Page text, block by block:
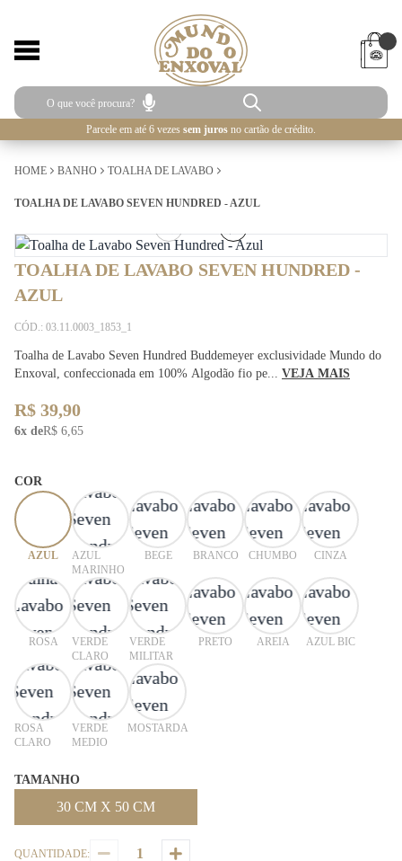
Parcele em até 6 vezes sem juros no cartão de crédito.
HOME BANHO TOALHA DE LAVABO
TOALHA DE LAVABO SEVEN HUNDRED - AZUL
TOALHA DE LAVABO SEVEN HUNDRED -
AZUL
CÓD.: 03.11.0003_1853_1
Toalha de Lavabo Seven Hundred Buddemeyer exclusividade Mundo do
Enxoval, confeccionada em 100% Algodão fio pe... VEJA MAIS
R$ 39,90
6x deR$ 6,65
COR
AZUL
AZUL
MARINHO
BEGE BRANCO CHUMBO CINZA
ROSA
VERDE
CLARO
VERDE
MILITAR
PRETO AREIA AZUL BIC
ROSA
CLARO
VERDE
MEDIO
MOSTARDA
TAMANHO
30 CM X 50 CM
QUANTIDADE: